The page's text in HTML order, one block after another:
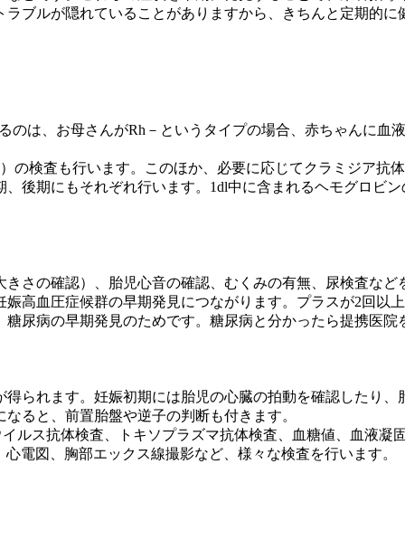
ブルが隠れていることがありますから、きちんと定期的に
のは、お母さんがRh－というタイプの場合、赤ちゃんに血
の検査も行います。このほか、必要に応じてクラミジア抗
後期にもそれぞれ行います。1dl中に含まれるヘモグロビ
さの確認）、胎児心音の確認、むくみの有無、尿検査など
高血圧症候群の早期発見につながります。プラスが2回以
尿病の早期発見のためです。糖尿病と分かったら提携医院
られます。妊娠初期には胎児の心臓の拍動を確認したり
ると、前置胎盤や逆子の判断も付きます。
ルス抗体検査、トキソプラズマ抗体検査、血糖値、血液
電図、胸部エックス線撮影など、様々な検査を行います。